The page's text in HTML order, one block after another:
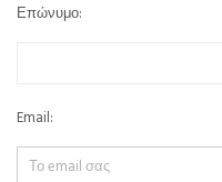
Επώνυμο:
Email: